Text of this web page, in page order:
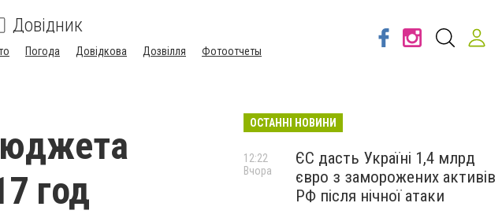
Довідник
Погода Довідкова Дозвілля Фотоотчеты
год
ОСТАННІ НОВИНИ
ЄС дасть Україні 1,4 млрд
євро з заморожених активів
РФ після нічної атаки
12:22
Вчора